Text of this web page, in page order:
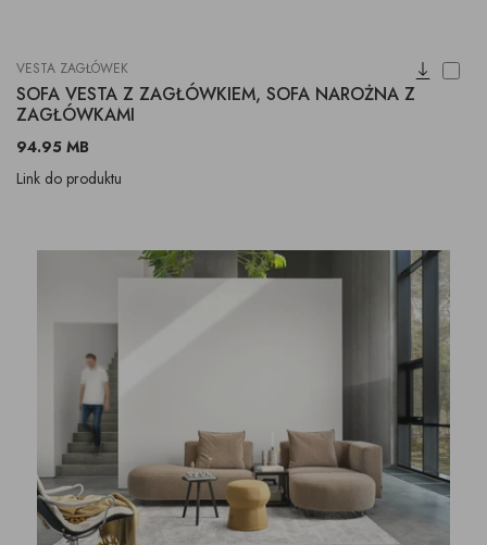
VESTA ZAGŁÓWEK
SOFA VESTA Z ZAGŁÓWKIEM, SOFA NAROŻNA Z
ZAGŁÓWKAMI
94.95 MB
Link do produktu